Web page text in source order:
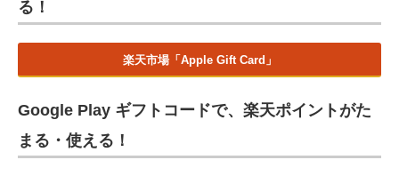
る！
楽天市場「Apple Gift Card」
Google Play ギフトコードで、楽天ポイントがた
まる・使える！